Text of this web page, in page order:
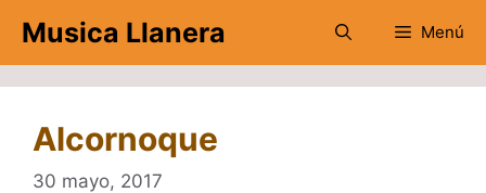
contenido
Musica Llanera Menú
Alcornoque
30 mayo, 2017